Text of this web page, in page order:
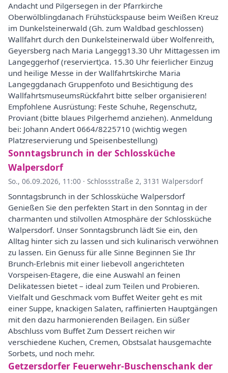
Andacht und Pilgersegen in der Pfarrkirche
Oberwölblingdanach Frühstückspause beim Weißen Kreuz
im Dunkelsteinerwald (Gh. zum Waldbad geschlossen)
Wallfahrt durch den Dunkelsteinerwald über Wolfenreith,
Geyersberg nach Maria Langegg13.30 Uhr Mittagessen im
Langeggerhof (reserviert)ca. 15.30 Uhr feierlicher Einzug
und heilige Messe in der Wallfahrtskirche Maria
Langeggdanach Gruppenfoto und Besichtigung des
WallfahrtsmuseumsRückfahrt bitte selber organisieren!
Empfohlene Ausrüstung: Feste Schuhe, Regenschutz,
Proviant (bitte blaues Pilgerhemd anziehen). Anmeldung
bei: Johann Andert 0664/8225710 (wichtig wegen
Platzreservierung und Speisenbestellung)
Sonntagsbrunch in der Schlossküche
Walpersdorf
So., 06.09.2026, 11:00 · Schlossstraße 2, 3131 Walpersdorf
Sonntagsbrunch in der Schlossküche Walpersdorf
Genießen Sie den perfekten Start in den Sonntag in der
charmanten und stilvollen Atmosphäre der Schlossküche
Walpersdorf. Unser Sonntagsbrunch lädt Sie ein, den
Alltag hinter sich zu lassen und sich kulinarisch verwöhnen
zu lassen. Ein Genuss für alle Sinne Beginnen Sie Ihr
Brunch-Erlebnis mit einer liebevoll angerichteten
Vorspeisen-Etagere, die eine Auswahl an feinen
Delikatessen bietet – ideal zum Teilen und Probieren.
Vielfalt und Geschmack vom Buffet Weiter geht es mit
einer Suppe, knackigen Salaten, raffinierten Hauptgängen
mit den dazu harmonierenden Beilagen. Ein süßer
Abschluss vom Buffet Zum Dessert reichen wir
verschiedene Kuchen, Cremen, Obstsalat hausgemachte
Sorbets, und noch mehr.
Getzersdorfer Feuerwehr-Buschenschank der